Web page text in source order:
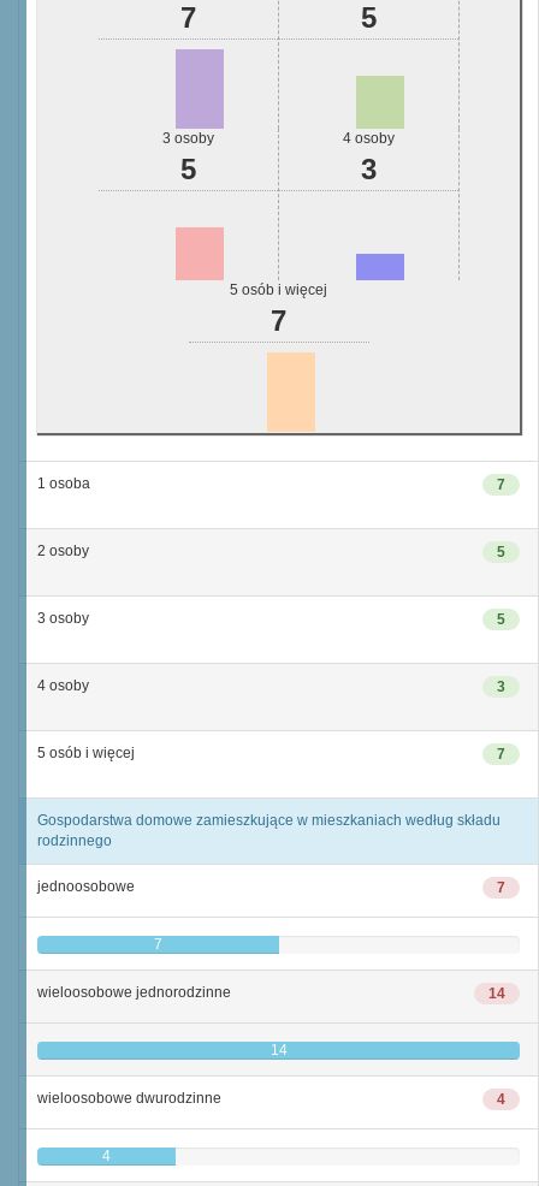
7 5
3 osoby
5
4 osoby
3
5 osób i więcej
7
7
1 osoba
5
2 osoby
5
3 osoby
3
4 osoby
7
5 osób i więcej
Gospodarstwa domowe zamieszkujące w mieszkaniach według składu
rodzinnego
7
jednoosobowe
7
14
wieloosobowe jednorodzinne
14
4
wieloosobowe dwurodzinne
4